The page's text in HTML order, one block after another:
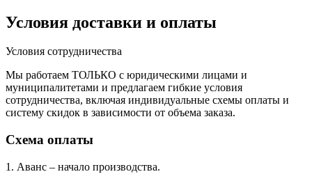
Условия доставки и оплаты
Условия сотрудничества
Мы работаем ТОЛЬКО с юридическими лицами и
муниципалитетами и предлагаем гибкие условия
сотрудничества, включая индивидуальные схемы оплаты и
систему скидок в зависимости от объема заказа.
Схема оплаты
1. Аванс – начало производства.